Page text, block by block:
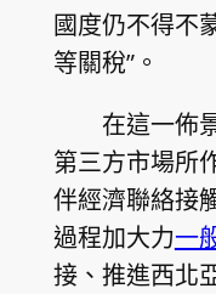
國度仍不得不
等關稅”。
在這一佈
第三方市場所
伴經濟聯絡接
過程加大力一
接、推進西北